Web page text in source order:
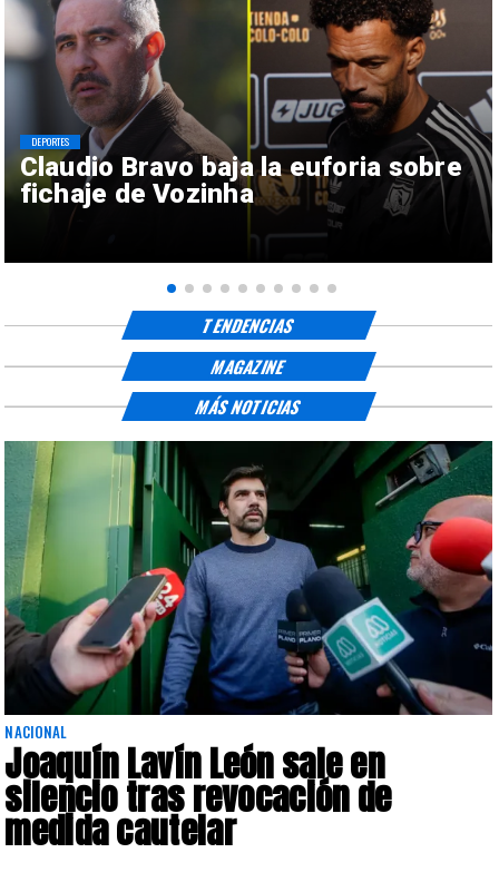
Claudio Bravo baja la euforia sobre
fichaje de Vozinha
DEPORTES
TENDENCIAS
MAGAZINE
NACIONAL
Joaquín Lavín León sale en
silencio tras revocación de
medida cautelar
MÁS NOTICIAS